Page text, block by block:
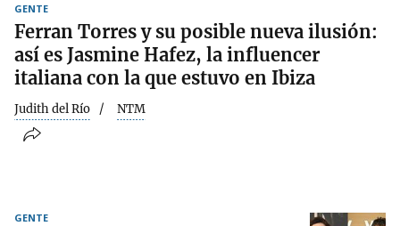
GENTE
Ferran Torres y su posible nueva ilusión:
así es Jasmine Hafez, la influencer
italiana con la que estuvo en Ibiza
Judith del Río NTM
GENTE